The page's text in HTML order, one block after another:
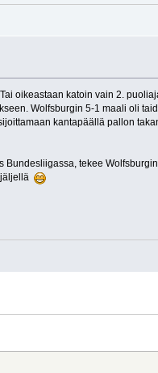
oikeastaan katoin vain 2.
Wolfsburgin 5-1 maali oli
kantapäällä pallon
tekee